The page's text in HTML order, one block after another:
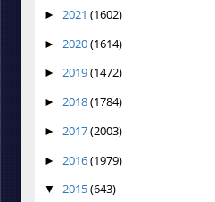
► 2021 (1602)
► 2020(1614)
► 2019(1472)
► 2018(1784)
► 2017(2003)
► 2016(1979)
▼ 2015(643)